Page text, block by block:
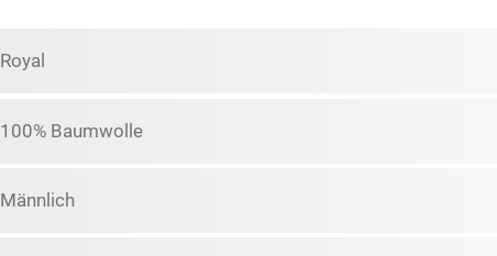
Royal
100% Baumwolle
Männlich